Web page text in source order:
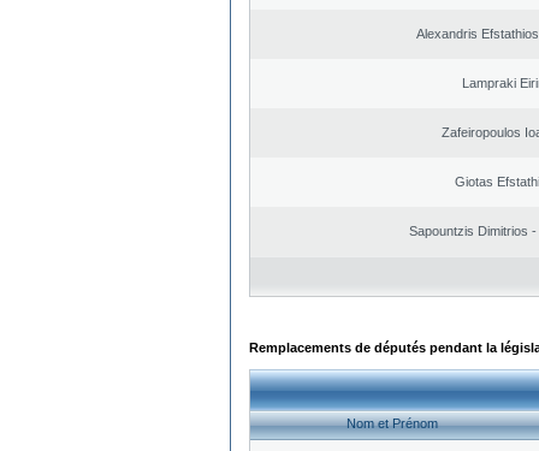
Alexandris
Lampraki
Zafeiropoulos
Giotas
Sapountzis Dimitrios
Remplacements de députés pendant la
Nom et Prénom